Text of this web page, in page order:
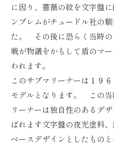
に因り、薔薇の紋を文字盤
ンブレムがチュードル社の
た。 その後に恐らく当時の
戦が物議をかもして盾のマ
われます。
このサブマリーナーは１９
モデルとなります。 この当
リーナーは独自性のあるデ
ばれます文字盤の夜光塗料
ベースデザインとしたもの